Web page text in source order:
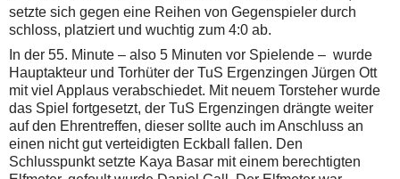
setzte sich gegen eine Reihen von Gegenspieler durch
schloss, platziert und wuchtig zum 4:0 ab.
In der 55. Minute – also 5 Minuten vor Spielende – wurde
Hauptakteur und Torhüter der TuS Ergenzingen Jürgen Ott
mit viel Applaus verabschiedet. Mit neuem Torsteher wurde
das Spiel fortgesetzt, der TuS Ergenzingen drängte weiter
auf den Ehrentreffen, dieser sollte auch im Anschluss an
einen nicht gut verteidigten Eckball fallen. Den
Schlusspunkt setzte Kaya Basar mit einem berechtigten